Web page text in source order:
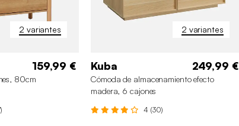
2 variantes
159,99 €
80cm
2 variantes
Kuba 249,99 €
Cómoda de almacenamiento efecto
madera, 6 cajones
4 (30)